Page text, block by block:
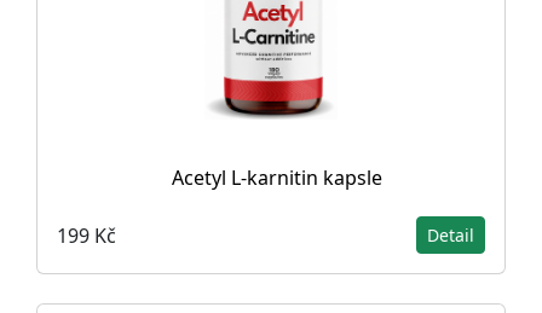
Acetyl L-karnitin kapsle
199 Kč Detail